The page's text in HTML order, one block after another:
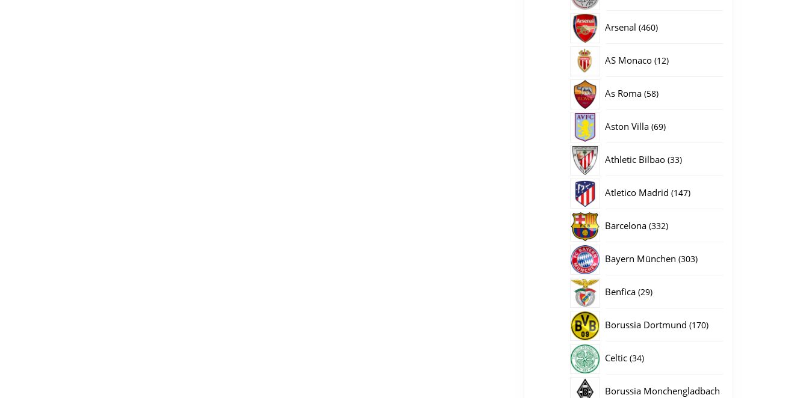
Arsenal 460460
AS Monaco 1212
As Roma 5858
Aston Villa 6969
Athletic Bilbao 3333
Atletico Madrid 147147
Barcelona 332332
Bayern München 303303
Benfica 2929
Borussia Dortmund 170170
Celtic 3434
Borussia Monchengladbach